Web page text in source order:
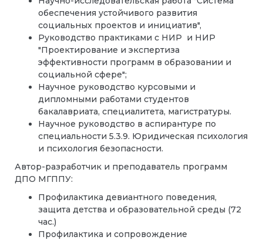
обеспечения устойчивого развития
социальных проектов и инициатив",
Руководство практиками с НИР и НИР
"Проектирование и экспертиза
эффективности программ в образовании и
социальной сфере";
Научное руководство курсовыми и
дипломными работами студентов
бакалавриата, специалитета, магистратуры.
Научное руководство в аспирантуре по
специальности 5.3.9. Юридическая психология
и психология безопасности.
Автор-разработчик и преподаватель программ
ДПО МГППУ:
Профилактика девиантного поведения,
защита детства и образовательной среды (72
час.)
Профилактика и сопровождение